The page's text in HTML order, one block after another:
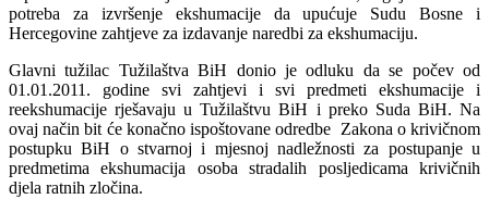
potreba za izvršenje ekshumacije da upućuje Sudu Bosne i
Hercegovine zahtjeve za izdavanje naredbi za ekshumaciju.
Glavni tužilac Tužilaštva BiH donio je odluku da se počev od
01.01.2011. godine svi zahtjevi i svi predmeti ekshumacije i
reekshumacije rješavaju u Tužilaštvu BiH i preko Suda BiH. Na
ovaj način bit će konačno ispoštovane odredbe Zakona o krivičnom
postupku BiH o stvarnoj i mjesnoj nadležnosti za postupanje u
predmetima ekshumacija osoba stradalih posljedicama krivičnih
djela ratnih zločina.